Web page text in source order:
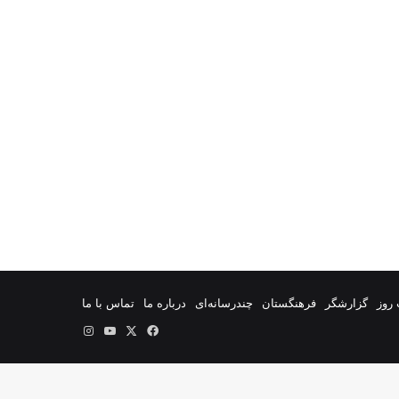
گزارشگر فرهنگستان چندرسانه‌ای درباره ما
تماس با ما
فیس
یوتیوب